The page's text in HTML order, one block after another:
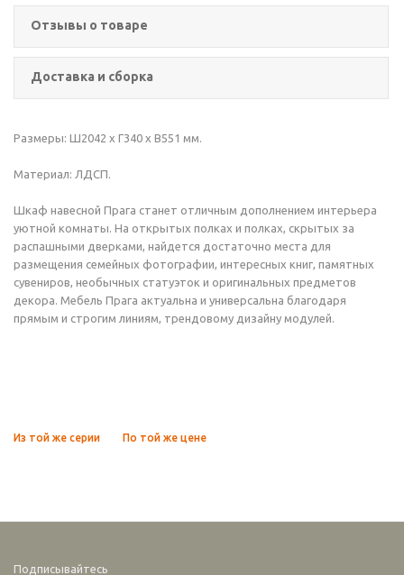
Отзывы о товаре
Доставка и сборка
Размеры: Ш2042 x Г340 х В551 мм.
Материал: ЛДСП.
Шкаф навесной Прага станет отличным дополнением интерьера
уютной комнаты. На открытых полках и полках, скрытых за
распашными дверками, найдется достаточно места для
размещения семейных фотографии, интересных книг, памятных
сувениров, необычных статуэток и оригинальных предметов
декора. Мебель Прага актуальна и универсальна благодаря
прямым и строгим линиям, трендовому дизайну модулей.
Из той же серии По той же цене
Подписывайтесь